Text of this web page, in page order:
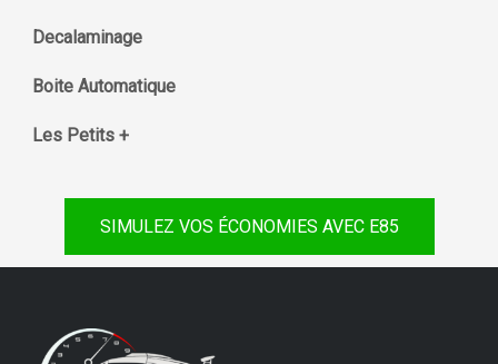
Decalaminage
Boite Automatique
Les Petits +
SIMULEZ VOS ÉCONOMIES AVEC E85